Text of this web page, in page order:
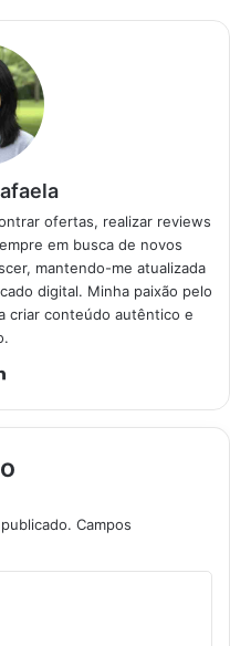
ofertas, realizar reviews
em busca de novos
mantendo-me atualizada
digital. Minha paixão pelo
criar conteúdo autêntico e
Campos